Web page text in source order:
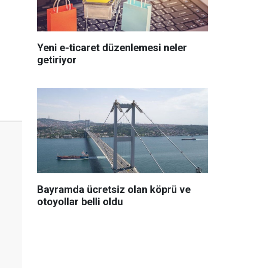
Yeni e-ticaret düzenlemesi neler
getiriyor
Bayramda ücretsiz olan köprü ve
otoyollar belli oldu